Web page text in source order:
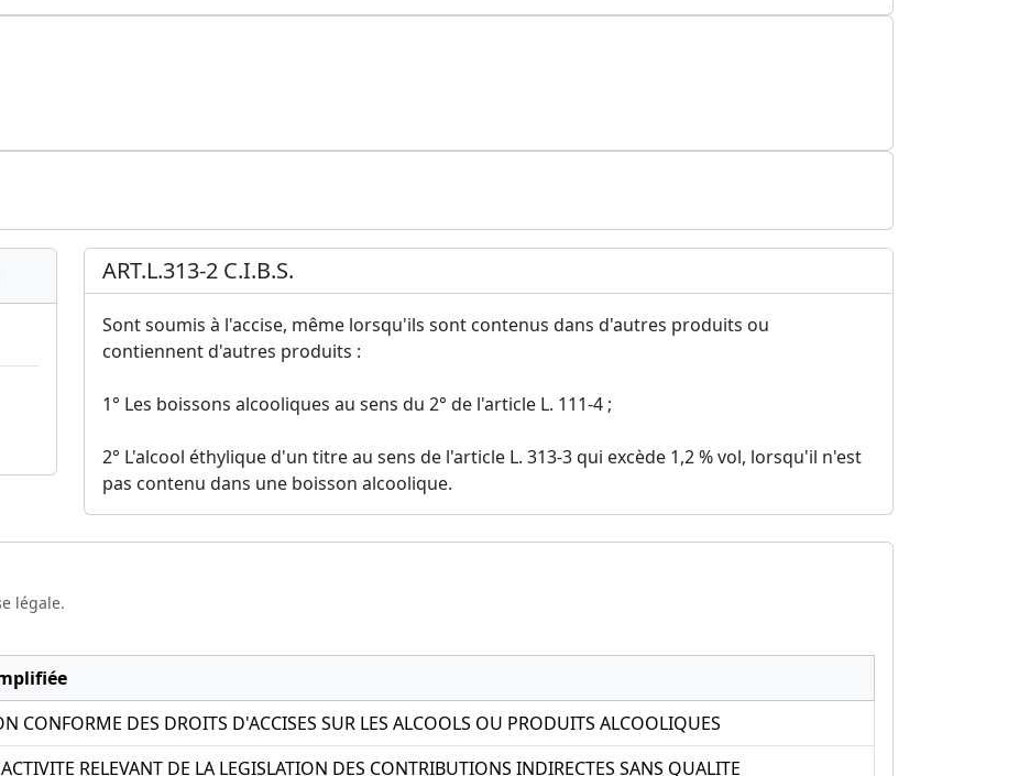
ART.L.313-2 C.I.B.S.
Sont soumis à l'accise, même lorsqu'ils sont contenus dans d'autres produits ou
contiennent d'autres produits :
1° Les boissons alcooliques au sens du 2° de l'article L. 111-4 ;
2° L'alcool éthylique d'un titre au sens de l'article L. 313-3 qui excède 1,2 % vol, lorsqu'il n'est
pas contenu dans une boisson alcoolique.
légale.
CONFORME DES DROITS D'ACCISES SUR LES ALCOOLS OU PRODUITS ALCOOLIQUES
RELEVANT DE LA LEGISLATION DES CONTRIBUTIONS INDIRECTES SANS QUALITE